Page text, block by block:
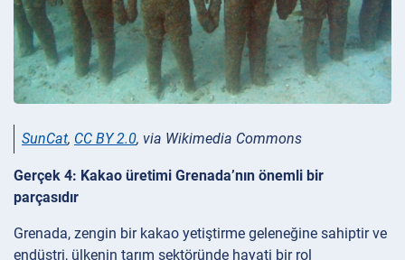
SunCat, CC BY 2.0, via Wikimedia Commons
Gerçek 4: Kakao üretimi Grenada’nın önemli bir
parçasıdır
Grenada, zengin bir kakao yetiştirme geleneğine sahiptir ve
endüstri, ülkenin tarım sektöründe hayati bir rol